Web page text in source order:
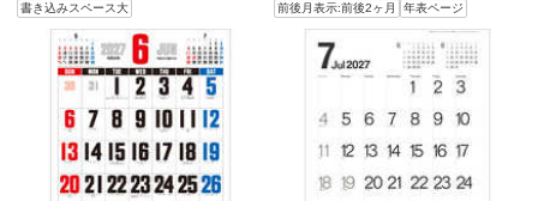
書き込みスペース大
前後月表示:前後2ヶ月
年表ページ